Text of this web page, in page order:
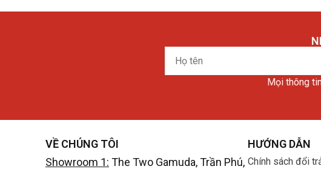
Họ
tên
Mọi thông
VỀ CHÚNG TÔI
Showroom 1: The Two Gamuda, Trần Phú,
HƯỚNG DẪN
Chính sách đổi